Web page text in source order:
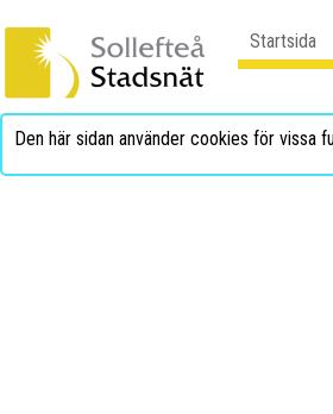
Startsida
Den här sidan använder cookies för vissa